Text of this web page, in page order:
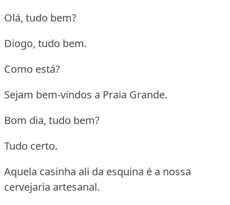
Olá, tudo bem?
Diogo, tudo bem.
Como está?
Sejam bem-vindos a Praia Grande.
Bom dia, tudo bem?
Tudo certo.
Aquela casinha ali da esquina é a nossa
cervejaria artesanal.